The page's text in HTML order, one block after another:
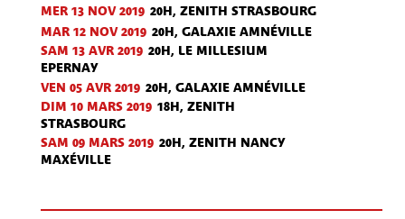
MER 13 NOV2019 20H, ZENITH STRASBOURG
MAR 12 NOV2019 20H, GALAXIE AMNÉVILLE
SAM 13 AVR 2019 20H, LE MILLESIUM
EPERNAY
VEN 05 AVR 2019 20H, GALAXIE AMNÉVILLE
DIM 10 MARS 2019 18H, ZENITH
STRASBOURG
SAM 09 MARS 2019 20H, ZENITH NANCY
MAXÉVILLE